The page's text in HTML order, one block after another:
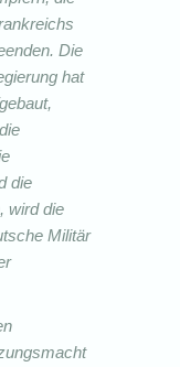
Die
hat
die
wird die
Militär